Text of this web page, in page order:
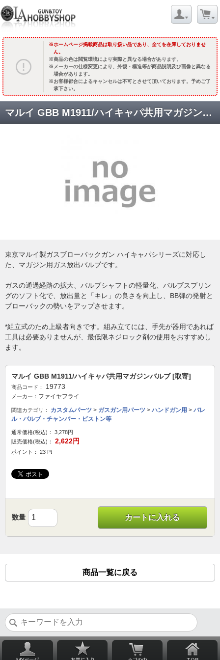
ホームページ掲載商品は取り扱い品であり、全てを在庫しておりませ
ん。
商品の色は閲覧環境により実際と異なる場合があります。
メーカーの仕様変更により、外観・構造等が商品説明及び画像と異なる
場合があります。
お客様都合によるキャンセルは不可とさせて頂いております。予めご了
承下さい。
マルイ GBB M1911/ハイキャパ共用マガジンバルブ [取寄]
東京マルイ製ガスブローバックガン ハイキャパシリーズに対応し
た、マガジン用ガス放出バルブです。
ガスの通過経路の拡大、バルブシャフトの軽量化、バルブスプリン
グのソフト化で、放出量と「キレ」の良さを向上し、BB弾の発射と
ブローバックの勢いをアップさせます。
*組立式のため上級者向きです。組み立てには、手先が器用であれば
工具は必要ありませんが、最低限ネジロック剤の使用をおすすめし
ます。
マルイ GBB M1911/ハイキャパ共用マガジンバルブ [取寄]
商品コード： 19773
メーカー： ファイヤフライ
関連カテゴリ： カスタムパーツ > ガスガン用パーツ > ハンドガン用 > バレ
ル・バルブ・チャンバー・ピストン等
通常価格(税込)：
3,278円
販売価格(税込)：
2,622円
ポイント： 23 Pt
数量 カートに入れる
商品一覧に戻る